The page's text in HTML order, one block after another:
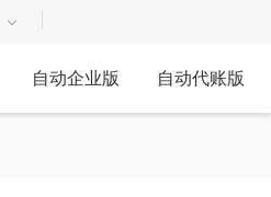
自动企业版 自动代账版